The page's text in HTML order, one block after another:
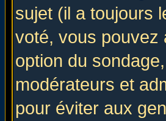
sujet (il a toujours
voté, vous pouvez
option du
modérateurs et
pour éviter aux